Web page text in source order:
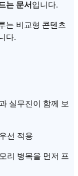
는 문서 입니다.
는 비교형 콘텐츠
다.
실무진이 함께 보
선 적용
리 병목을 먼저 프